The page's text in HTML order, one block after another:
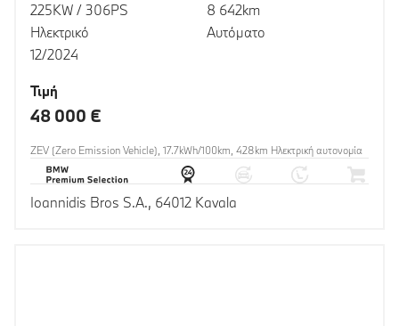
225KW / 306PS
Ηλεκτρικό
12/2024
8 642km
Αυτόματο
Τιμή
48 000 €
ZEV (Zero Emission Vehicle), 17.7kWh/100km, 428km Ηλεκτρική αυτονομία
Ioannidis Bros S.A., 64012 Kavala